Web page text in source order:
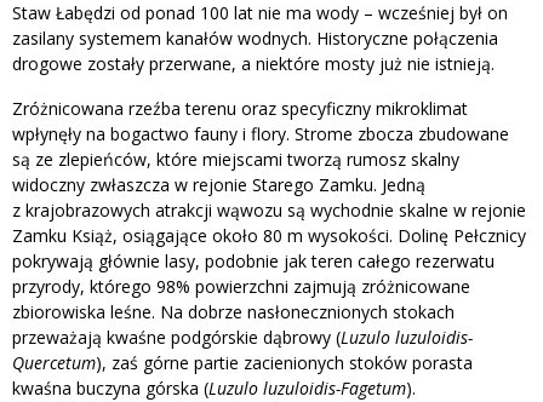
Staw Łabędzi od ponad 100 lat nie ma wody – wcześniej był on
zasilany systemem kanałów wodnych. Historyczne połączenia
drogowe zostały przerwane, a niektóre mosty już nie istnieją.
Zróżnicowana rzeźba terenu oraz specyficzny mikroklimat
wpłynęły na bogactwo fauny i flory. Strome zbocza zbudowane
są ze zlepieńców, które miejscami tworzą rumosz skalny
widoczny zwłaszcza w rejonie Starego Zamku. Jedną
z krajobrazowych atrakcji wąwozu są wychodnie skalne w rejonie
Zamku Książ, osiągające około 80 m wysokości. Dolinę Pełcznicy
pokrywają głównie lasy, podobnie jak teren całego rezerwatu
przyrody, którego 98% powierzchni zajmują zróżnicowane
zbiorowiska leśne. Na dobrze nasłonecznionych stokach
przeważają kwaśne podgórskie dąbrowy (Luzulo luzuloidis-
Quercetum), zaś górne partie zacienionych stoków porasta
kwaśna buczyna górska (Luzulo luzuloidis-Fagetum).